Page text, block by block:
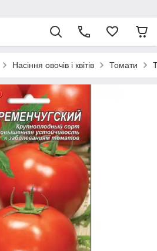
Насіння овочів і квітів Томати